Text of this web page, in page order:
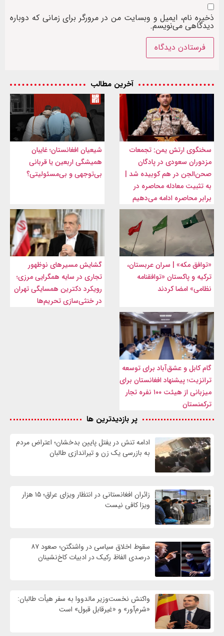
ذخیره نام، ایمیل و وبسایت من در مرورگر برای زمانی که دوباره
دیدگاهی می‌نویسم.
آخرین مطالب
سخنگوی ارتش یمن: تجمعات
مزدوران سعودی در پادگان
صحن‌الجن در هم کوبیده شد |
به تثبیت معادله محاصره در
برابر محاصره ادامه می‌دهیم
شیعیان افغانستان؛ غایبان
همیشگی اربعین یا قربانی
بی‌توجهی و بی‌مسئولیتی؟
«توافق مکه» | سران عربستان،
ترکیه و پاکستان «توافقنامه
نظامی» امضا کردند
گشایش مسیرهای نوظهور
تجاری در سایه همگرایی مرزی؛
رویکرد دکترین همسایگی تهران
در خنثی‌سازی تحریم‌ها
گام کابل و عشق‌آباد برای توسعه
ترانزیت؛ پیشنهاد افغانستان برای
میزبانی از هیئت ۱۰۰ نفره تجار
ترکمنستان
پر بازدیدترین ها
ادامه تنش در یفتل پایین بدخشان؛ اعتراض مردم
به بازرسی یک زن و تیراندازی طالبان
زائران افغانستانی در انتظار ویزای عراق؛ ۱۵ هزار
ویزا کافی نیست
سقوط اخلاق سیاسی در واشنگتن؛ صعود ۸۷
درصدی الفاظ رکیک در ادبیات کاخ‌نشینان
واکنش نخست‌وزیر مالدووا به سفر هیأت طالبان:
«شرم‌آور» و «غیرقابل قبول» است